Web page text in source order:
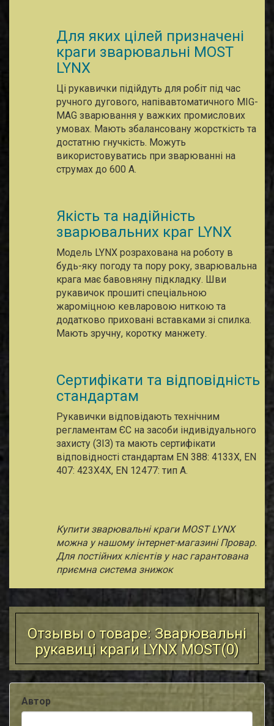
Для яких цілей призначені
краги зварювальні MOST
LYNX
Ці рукавички підійдуть для робіт під час
ручного дугового, напівавтоматичного MIG-
MAG зварювання у важких промислових
умовах. Мають збалансовану жорсткість та
достатню гнучкість. Можуть
використовуватись при зварюванні на
струмах до 600 А.
Якість та надійність
зварювальних краг LYNX
Модель LYNX розрахована на роботу в
будь-яку погоду та пору року, зварювальна
крага має бавовняну підкладку. Шви
рукавичок прошиті спеціальною
жароміцною кевларовою ниткою та
додатково приховані вставками зі спилка.
Мають зручну, коротку манжету.
Сертифікати та відповідність
стандартам
Рукавички відповідають технічним
регламентам ЄС на засоби індивідуального
захисту (ЗІЗ) та мають сертифікати
відповідності стандартам EN 388: 4133X, EN
407: 423X4X, EN 12477: тип A.
Купити зварювальні краги MOST LYNX
можна у нашому інтернет-магазині Провар.
Для постійних клієнтів у нас гарантована
приємна система знижок
Отзывы о товаре: Зварювальні
рукавиці краги LYNX MOST(0)
Автор